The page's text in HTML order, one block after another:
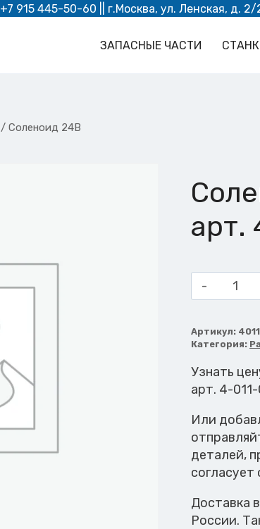
+7 915 445-50-60 || г.Москва, ул. Ленская, д. 2/
ЗАПАСНЫЕ ЧАСТИ
/ Соленоид 24В
арт.
24В
Артикул:
Категория:
Узнать
арт. 4-
Или
деталей,
согласует
Доставка
России.